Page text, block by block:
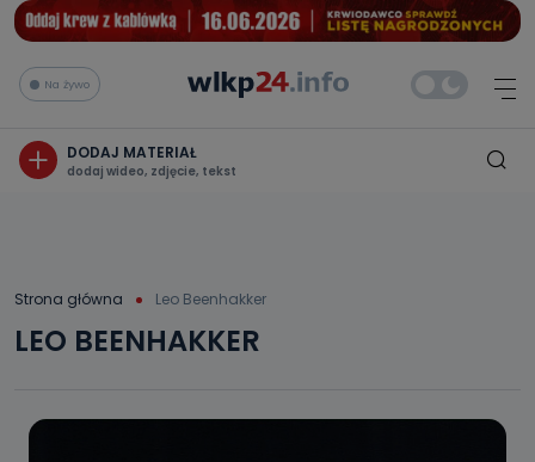
Na żywo
DODAJ MATERIAŁ
dodaj wideo, zdjęcie, tekst
Strona główna Leo Beenhakker
LEO BEENHAKKER